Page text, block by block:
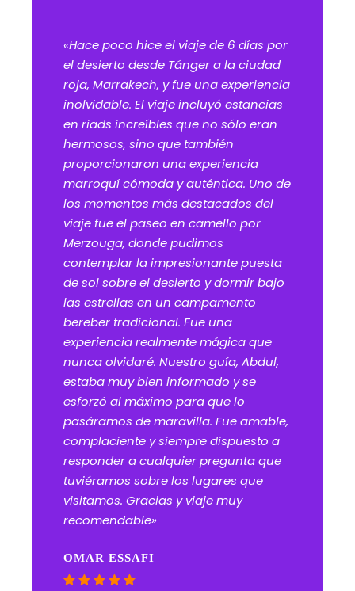
«Hace poco hice el viaje de 6 días por
el desierto desde Tánger a la ciudad
roja, Marrakech, y fue una experiencia
inolvidable. El viaje incluyó estancias
en riads increíbles que no sólo eran
hermosos, sino que también
proporcionaron una experiencia
marroquí cómoda y auténtica. Uno de
los momentos más destacados del
viaje fue el paseo en camello por
Merzouga, donde pudimos
contemplar la impresionante puesta
de sol sobre el desierto y dormir bajo
las estrellas en un campamento
bereber tradicional. Fue una
experiencia realmente mágica que
nunca olvidaré. Nuestro guía, Abdul,
estaba muy bien informado y se
esforzó al máximo para que lo
pasáramos de maravilla. Fue amable,
complaciente y siempre dispuesto a
responder a cualquier pregunta que
tuviéramos sobre los lugares que
visitamos. Gracias y viaje muy
recomendable»
OMAR ESSAFI